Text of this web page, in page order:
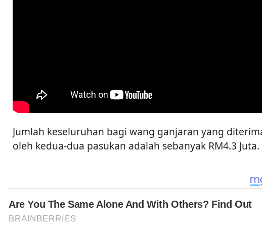
Jumlah keseluruhan bagi wang ganjaran yang
oleh kedua-dua pasukan adalah sebanyak RM4.3 Juta.